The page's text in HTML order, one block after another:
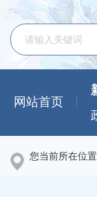
网站首页
您当前所在位置